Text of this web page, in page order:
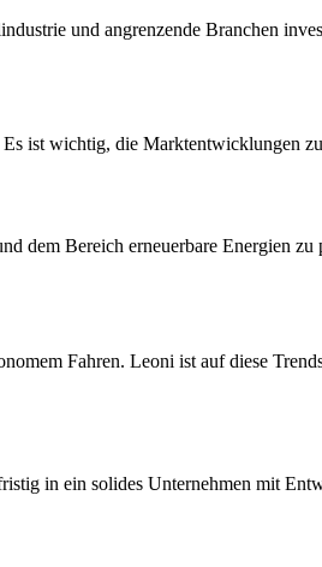
und angrenzende Branchen
ist wichtig, die Marktentwicklungen
dem Bereich erneuerbare Energien
Fahren. Leoni ist auf diese
in ein solides Unternehmen mit